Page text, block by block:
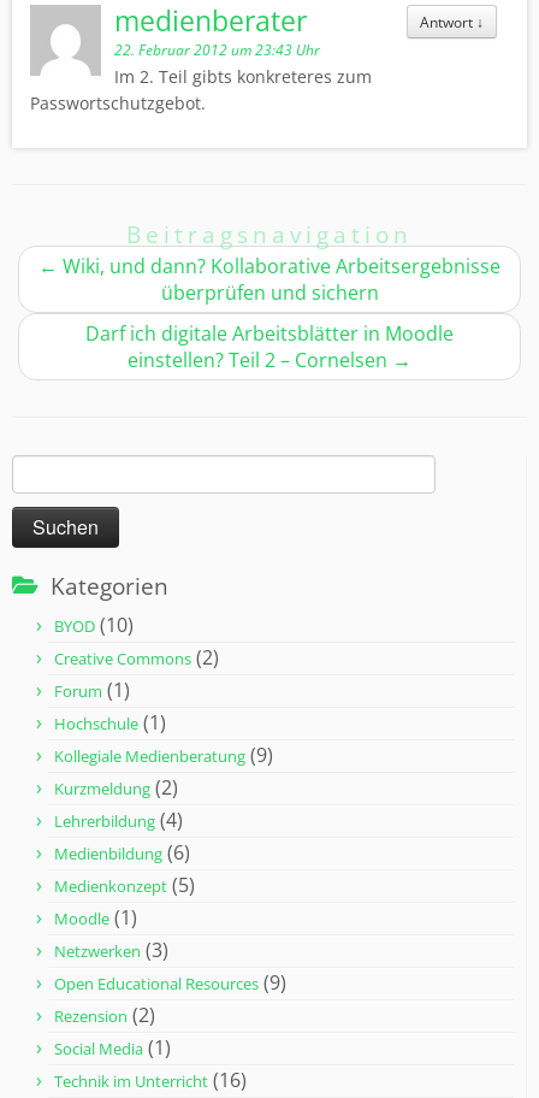
Antwort ↓
medienberater
22. Februar 2012 um 23:43 Uhr
Im 2. Teil gibts konkreteres zum
Passwortschutzgebot.
Beitragsnavigation
← Wiki, und dann? Kollaborative Arbeitsergebnisse
überprüfen und sichern
Darf ich digitale Arbeitsblätter in Moodle
einstellen? Teil 2 – Cornelsen →
Suchen
nach:
Kategorien
BYOD (10)
Creative Commons (2)
Forum (1)
Hochschule (1)
Kollegiale Medienberatung (9)
Kurzmeldung (2)
Lehrerbildung (4)
Medienbildung (6)
Medienkonzept (5)
Moodle (1)
Netzwerken (3)
Open Educational Resources (9)
Rezension (2)
Social Media (1)
Technik im Unterricht (16)